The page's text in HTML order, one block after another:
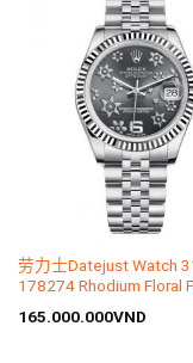
劳力士Datejust Watch
178274 Rhodium Floral
165.000.000VND